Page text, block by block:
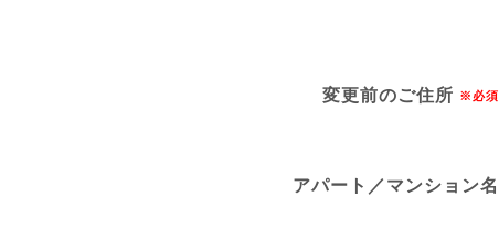
変更前のご住所 ※必須
アパート／マンション名